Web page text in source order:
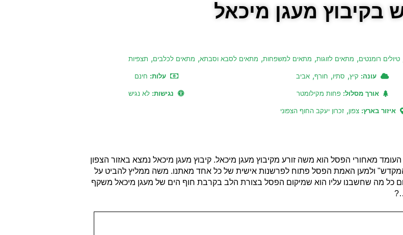
מעגן מיכאל
טיולים רומנטים, מתאים לזוגות, מתאים למשפחות, מתאים לסבא וסבתא, מתאים לכלבים, תצפיות
עונה: קיץ, סתיו, חורף, אביב עלות: חינם
אורך מסלול: פחות מקילומטר נגישות: לא נגיש
איזור בארץ:צפון, זכרון יעקב החוף הצפוני
מאחורי הפסל הוא משה זורע מקיבוץ מעגן מיכאל. קיבוץ מעגן מיכאל נמצא באזור הצפון
ולמען האמת הפסל פתוח לפרשנות אישית של כל אחד מאתנו. משה ממליץ להביט על
כל מה שחשבנו עליו הוא שמיקום הפסל בצורת הלב בקרבת חוף הים של מעגן מיכאל משקף